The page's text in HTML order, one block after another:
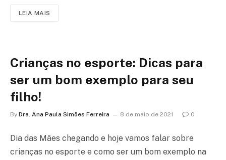
LEIA MAIS
Crianças no esporte: Dicas para
ser um bom exemplo para seu
filho!
By Dra. Ana Paula Simões Ferreira 8 de maio de 2021 0
Dia das Mães chegando e hoje vamos falar sobre
crianças no esporte e como ser um bom exemplo na